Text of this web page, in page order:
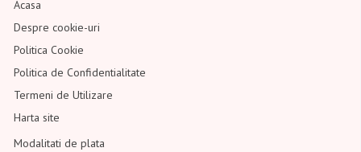
Acasa
Despre cookie-uri
Politica Cookie
Politica de Confidentialitate
Termeni de Utilizare
Harta site
Modalitati de plata